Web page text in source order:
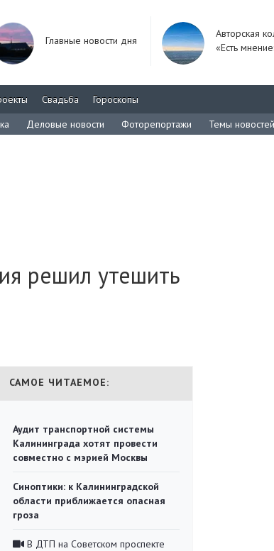
Главные новости дня
Авторская
«Есть
Свадьба
Гороскопы
Деловые новости Фоторепортажи Темы новостей
решил утешить
САМОЕ ЧИТАЕМОЕ:
Аудит транспортной системы
Калининграда хотят провести
совместно с мэрией Москвы
Синоптики: к Калининградской
области приближается опасная
гроза
В ДТП на Советском проспекте